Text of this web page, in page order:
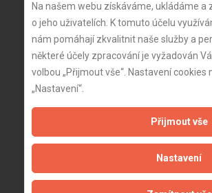
Aktualizováno z portálu ARES dne
Na našem webu získáváme, ukládáme
o jeho uživatelích. K tomuto účelu
nám pomáhají zkvalitnit naše služby a
některé účely zpracování je vyžadován
volbou „Přijmout vše“. Nastavení
„Nastavení“.
Přijmout vše
Nastavení